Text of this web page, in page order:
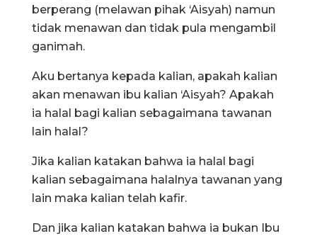
berperang (melawan pihak ‘Aisyah) namun
tidak menawan dan tidak pula mengambil
ganimah.
Aku bertanya kepada kalian, apakah kalian
akan menawan ibu kalian ‘Aisyah? Apakah
ia halal bagi kalian sebagaimana tawanan
lain halal?
Jika kalian katakan bahwa ia halal bagi
kalian sebagaimana halalnya tawanan yang
lain maka kalian telah kafir.
Dan jika kalian katakan bahwa ia bukan Ibu